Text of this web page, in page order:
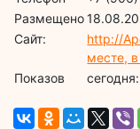
Размещено
Сайт:
http://
месте,
Показов